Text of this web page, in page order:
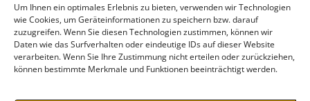
Um Ihnen ein optimales Erlebnis zu bieten, verwenden wir Technologien
wie Cookies, um Geräteinformationen zu speichern bzw. darauf
zuzugreifen. Wenn Sie diesen Technologien zustimmen, können wir
Daten wie das Surfverhalten oder eindeutige IDs auf dieser Website
verarbeiten. Wenn Sie Ihre Zustimmung nicht erteilen oder zurückziehen,
können bestimmte Merkmale und Funktionen beeinträchtigt werden.